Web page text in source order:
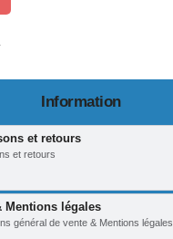
Information
et retours
et retours
Mentions légales
général de vente & Mentions légales